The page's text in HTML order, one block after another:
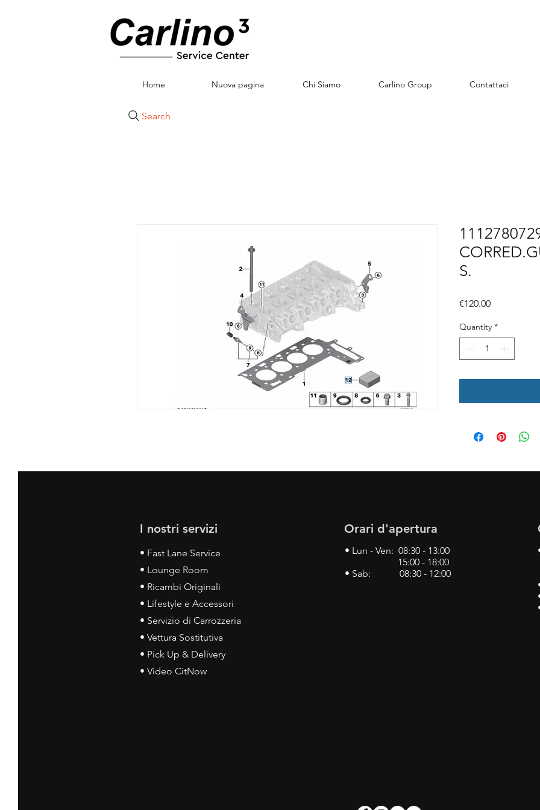
Home Nuova pagina Chi Siamo Carlino Group Contattaci
Search
S.
€120.00Price
Quantity *
I nostri servizi
• Fast Lane Service
• Lounge Room
• Ricambi Originali
• Lifestyle e Accessori
• Servizio di Carrozzeria
• Vettura Sostitutiva
• Pick Up & Delivery
• Video CitNow
Orari d'apertura
• Lun - Ven: 08:30 - 13:00
15:00 - 18:00
• Sab: 08:30 - 12:00